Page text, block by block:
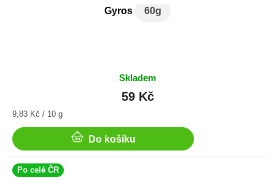
Gyros 60g
Skladem
59 Kč
Měrná
9,83 Kč / 10 g
Do košíku
Po celé ČR